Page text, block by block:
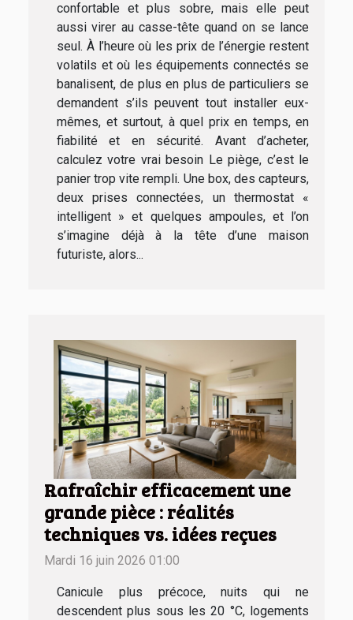
confortable et plus sobre, mais elle peut
aussi virer au casse-tête quand on se lance
seul. À l’heure où les prix de l’énergie restent
volatils et où les équipements connectés se
banalisent, de plus en plus de particuliers se
demandent s’ils peuvent tout installer eux-
mêmes, et surtout, à quel prix en temps, en
fiabilité et en sécurité. Avant d’acheter,
calculez votre vrai besoin Le piège, c’est le
panier trop vite rempli. Une box, des capteurs,
deux prises connectées, un thermostat «
intelligent » et quelques ampoules, et l’on
s’imagine déjà à la tête d’une maison
futuriste, alors...
Rafraîchir efficacement une
grande pièce : réalités
techniques vs. idées reçues
Mardi 16 juin 2026 01:00
Canicule plus précoce, nuits qui ne
descendent plus sous les 20 °C, logements